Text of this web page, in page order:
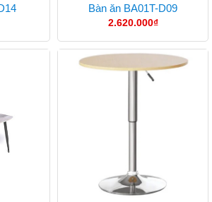
Bàn ăn BA01T-D09
2.620.000₫